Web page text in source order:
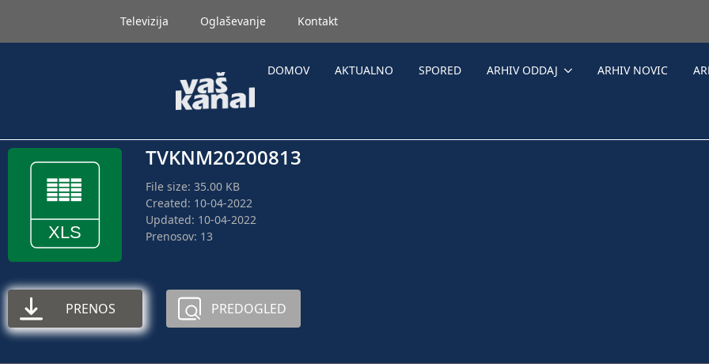
Televizija Oglaševanje Kontakt
DOMOV AKTUALNO SPORED ARHIV ODDAJ ARHIV NOVIC
TVKNM20200813
File size: 35.00 KB
Created: 10-04-2022
Updated: 10-04-2022
Prenosov: 13
PRENOS PREDOGLED